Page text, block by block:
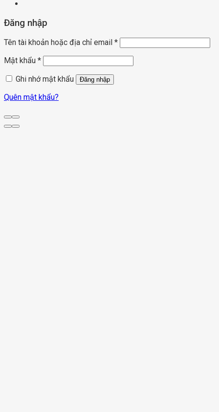
Đăng nhập
Tên tài khoản hoặc địa chỉ email *
Mật khẩu *
Ghi nhớ mật khẩu
Đăng nhập
Quên mật khẩu?